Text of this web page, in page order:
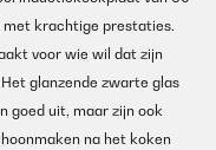
krachtige prestaties.
voor wie wil dat zijn
glanzende zwarte glas
goed uit, maar zijn ook
na het koken